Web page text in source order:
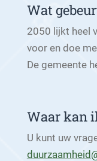
Wat
2050 lijkt heel
voor en doe
De gemeente
Waar kan
U kunt uw